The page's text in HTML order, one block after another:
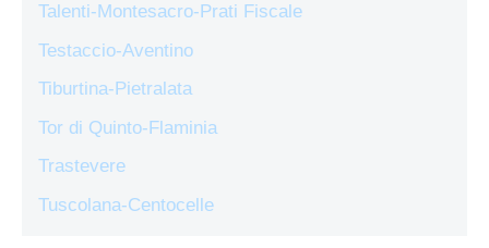
Talenti-Montesacro-Prati Fiscale
Testaccio-Aventino
Tiburtina-Pietralata
Tor di Quinto-Flaminia
Trastevere
Tuscolana-Centocelle